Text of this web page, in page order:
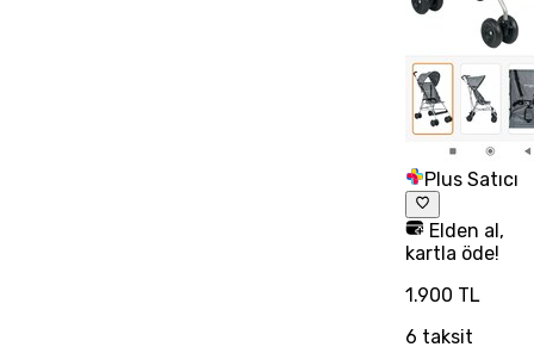
Plus Satıcı
Elden al,
kartla öde!
1.900 TL
6 taksit